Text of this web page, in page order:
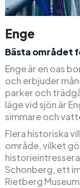
Enge
Bästa området
Enge är en oas
och erbjuder
parker och
läge vid sjön är
simmare och
Flera historiska
område, vilket
Schonberg, ett
Rietberg